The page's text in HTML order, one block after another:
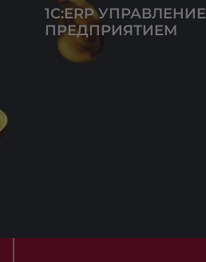
1С:ERP УПРАВЛЕНИЕ
ПРЕДПРИЯТИЕМ